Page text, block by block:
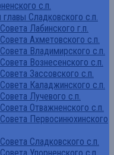
с.п.
Сладковского с.п.
Лабинского г.п.
Ахметовского с.п.
Владимирского с.п.
Вознесенского с.п.
Зассовского с.п.
Каладжинского с.п.
Лучевого с.п.
Отважненского с.п.
Первосинюхинского
Сладковского с.п.